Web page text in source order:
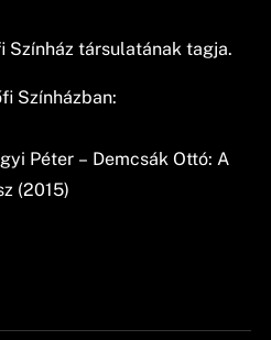
Színház társulatának tagja.
Színházban:
Péter – Demcsák Ottó: A
(2015)